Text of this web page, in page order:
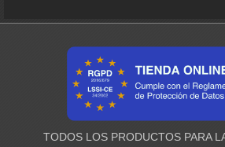
TODOS LOS PRODUCTOS PARA